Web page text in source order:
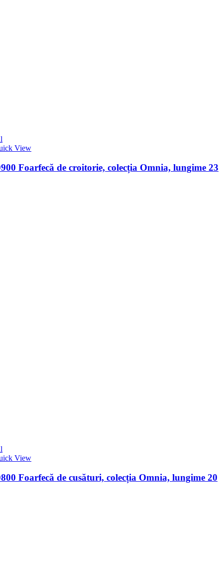
View
Foarfecă de croitorie, colecția Omnia, lungime 23
View
Foarfecă de cusături, colecția Omnia, lungime 20